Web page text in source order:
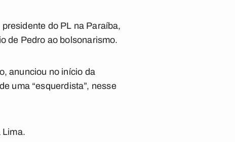
do PL na Paraíba,
de Pedro ao bolsonarismo.
anunciou no início da
uma “esquerdista”, nesse
Lima.